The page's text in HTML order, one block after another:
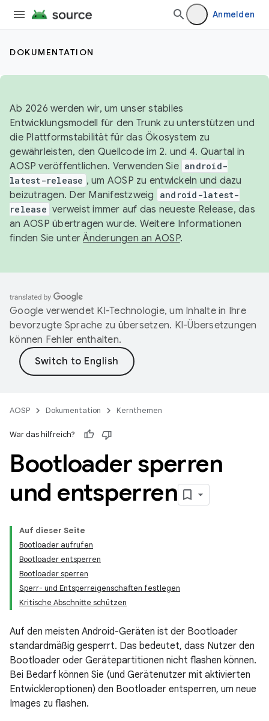
Anmelden
DOKUMENTATION
Ab 2026 werden wir, um unser stabiles
Entwicklungsmodell für den Trunk zu unterstützen und
die Plattformstabilität für das Ökosystem zu
gewährleisten, den Quellcode im 2. und 4. Quartal in
AOSP veröffentlichen. Verwenden Sie android-
latest-release , um AOSP zu entwickeln und dazu
beizutragen. Der Manifestzweig
android-latest-
release verweist immer auf das neueste Release, das
an AOSP übertragen wurde. Weitere Informationen
finden Sie unterÄnderungen an AOSP.
Google verwendet KI-Technologie, um Inhalte in Ihre
bevorzugte Sprache zu übersetzen. KI-Übersetzungen
können Fehler enthalten.
AOSP Dokumentation Kernthemen
War das hilfreich?
Bootloader sperren
und entsperren
Auf dieser Seite
Bootloader aufrufen
Bootloader entsperren
Bootloader sperren
Sperr- und Entsperreigenschaften festlegen
Kritische Abschnitte schützen
Auf den meisten Android-Geräten ist der Bootloader
standardmäßig gesperrt. Das bedeutet, dass Nutzer den
Bootloader oder Gerätepartitionen nicht flashen können.
Bei Bedarf können Sie (und Gerätenutzer mit aktivierten
Entwickleroptionen) den Bootloader entsperren, um neue
Images zu flashen.